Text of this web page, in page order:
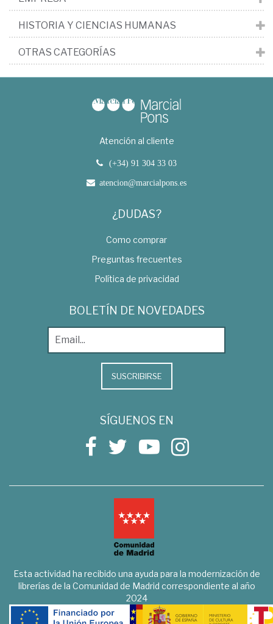
HISTORIA Y CIENCIAS HUMANAS
OTRAS CATEGORÍAS
Atención al cliente
(+34) 91 304 33 03
atencion@marcialpons.es
¿DUDAS?
Como comprar
Preguntas frecuentes
Política de privacidad
BOLETÍN DE NOVEDADES
SUSCRIBIRSE
SÍGUENOS EN
Esta actividad ha recibido una ayuda para la modernización de
librerías de la Comunidad de Madrid correspondiente al año
2024